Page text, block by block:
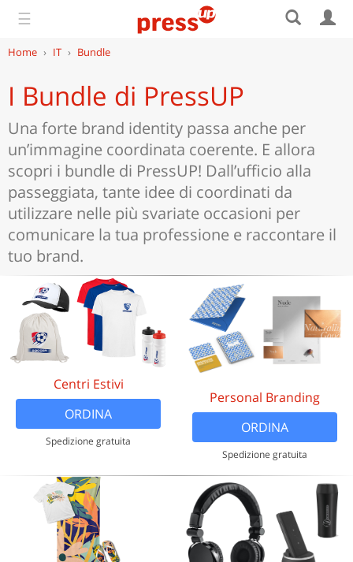
☰
Home › IT › Bundle
I Bundle di PressUP
Una forte brand identity passa anche per
un’immagine coordinata coerente. E allora
scopri i bundle di PressUP! Dall’ufficio alla
passeggiata, tante idee di coordinati da
utilizzare nelle più svariate occasioni per
comunicare la tua professione e raccontare il
tuo brand.
Centri Estivi
ORDINA
Spedizione gratuita
Personal Branding
ORDINA
Spedizione gratuita